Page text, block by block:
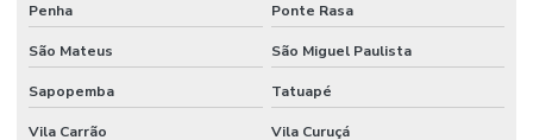
Penha Ponte Rasa
São Mateus São Miguel Paulista
Sapopemba Tatuapé
Vila Carrão Vila Curuçá